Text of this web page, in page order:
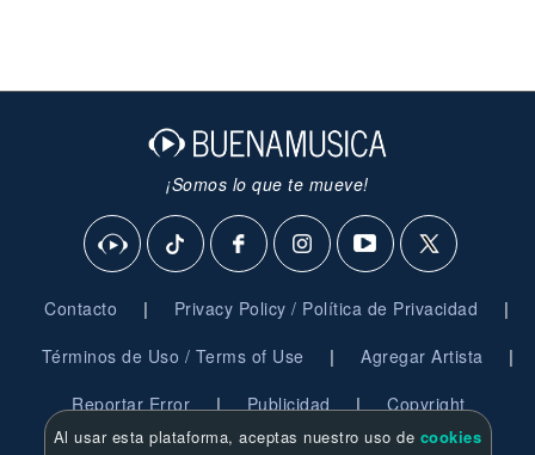
¡Somos lo que te mueve!
Contacto | Privacy Policy / Política de Privacidad |
Términos de Uso / Terms of Use | Agregar Artista |
Reportar Error | Publicidad | Copyright
Al usar esta plataforma, aceptas nuestro uso de cookies